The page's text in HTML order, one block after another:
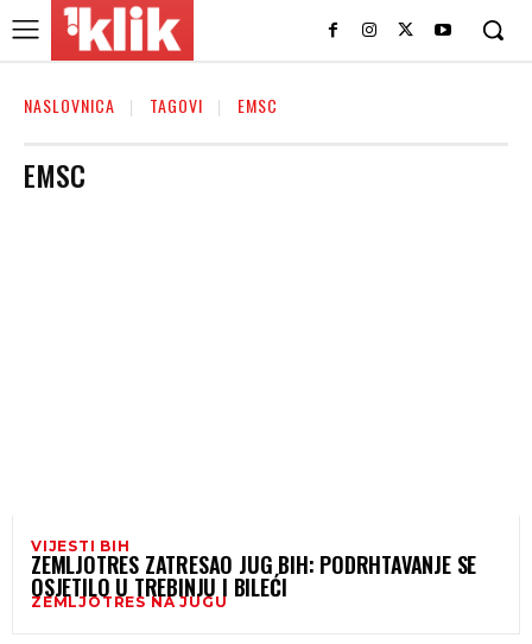
NASLOVNICA TAGOVI EMSC
EMSC
VIJESTI BIH
ZEMLJOTRES ZATRESAO JUG BIH: PODRHTAVANJE SE
OSJETILO U TREBINJU I BILEĆI
ZEMLJOTRES NA JUGU